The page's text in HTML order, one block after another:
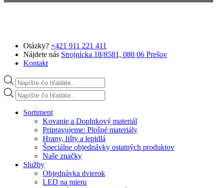
Otázky? +421 911 221 411
Nájdete nás Strojnícka 18/8581, 080 06 Prešov
Kontakt
Products search
Products search
Sortiment
Kovanie a Doplnkový materiál
Pripravujeme: Plošné materiály
Hrany, lišty a lepidlá
Špeciálne objednávky ostatných produktov
Naše značky
Služby
Objednávka dvierok
LED na mieru